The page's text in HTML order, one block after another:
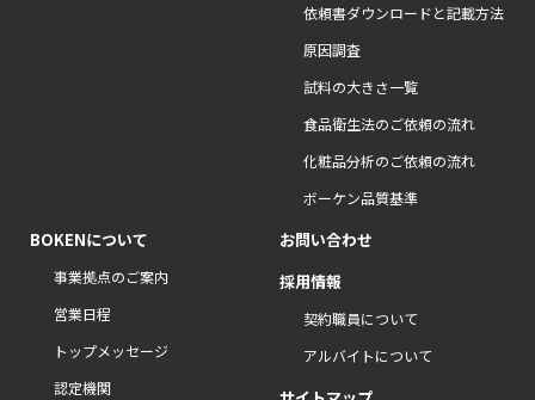
依頼書ダウンロードと記載方法
原因調査
試料の大きさ一覧
食品衛生法のご依頼の流れ
化粧品分析のご依頼の流れ
ボーケン品質基準
BOKENについて
事業拠点のご案内
営業日程
トップメッセージ
認定機関
お問い合わせ
採用情報
契約職員について
アルバイトについて